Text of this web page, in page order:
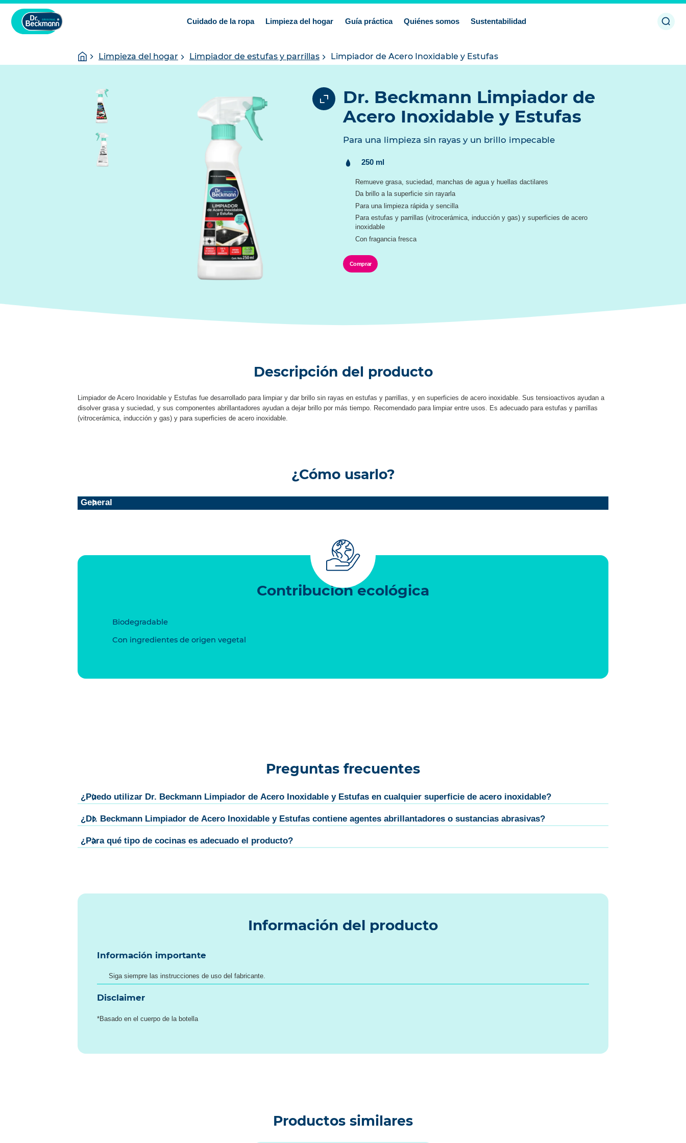
Cuidado de la ropa Limpieza del hogar Guía práctica Quiénes somos Sustentabilidad
You
are
Homepage
Limpieza del hogar Limpiador de estufas y parrillas Limpiador de Acero Inoxidable y Estufas
Dr. Beckmann Limpiador de
Acero Inoxidable y Estufas
Para una limpieza sin rayas y un brillo impecable
Contenido:
250 ml
Remueve grasa, suciedad, manchas de agua y huellas dactilares
Da brillo a la superficie sin rayarla
Para una limpieza rápida y sencilla
Para estufas y parrillas (vitrocerámica, inducción y gas) y superficies de acero
inoxidable
Con fragancia fresca
Comprar
Descripción del producto
Limpiador de Acero Inoxidable y Estufas fue desarrollado para limpiar y dar brillo sin rayas en estufas y parrillas, y en superficies de acero inoxidable. Sus tensioactivos ayudan a
disolver grasa y suciedad, y sus componentes abrillantadores ayudan a dejar brillo por más tiempo. Recomendado para limpiar entre usos. Es adecuado para estufas y parrillas
(vitrocerámica, inducción y gas) y para superficies de acero inoxidable.
¿Cómo usarlo?
General
Contribución ecológica
Biodegradable
Con ingredientes de origen vegetal
Preguntas frecuentes
¿Puedo utilizar Dr. Beckmann Limpiador de Acero Inoxidable y Estufas en cualquier superficie de acero inoxidable?
¿Dr. Beckmann Limpiador de Acero Inoxidable y Estufas contiene agentes abrillantadores o sustancias abrasivas?
¿Para qué tipo de cocinas es adecuado el producto?
Información del producto
Información importante
Siga siempre las instrucciones de uso del fabricante.
Disclaimer
*Basado en el cuerpo de la botella
Productos similares